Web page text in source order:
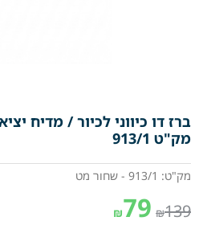
מק"ט 913/1
מק"ט: 913/1 - שחור מט
₪139
₪79